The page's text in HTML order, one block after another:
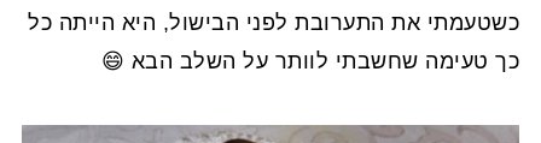
כשטעמתי את התערובת לפני הבישול, היא הייתה כל
כך טעימה שחשבתי לוותר על השלב הבא 😄